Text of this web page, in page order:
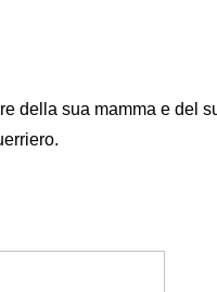
della sua mamma e del